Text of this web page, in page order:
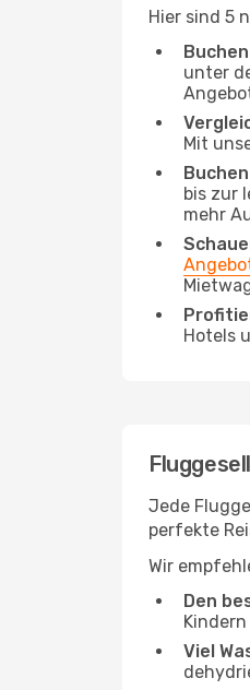
Hier sind 5
unter
Mit
bis zur
mehr
Hotels
Jede
perfekte
Wir
Den
Viel